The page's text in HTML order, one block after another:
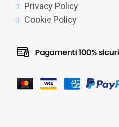
Privacy Policy
Cookie Policy
Pagamenti 100% sicuri